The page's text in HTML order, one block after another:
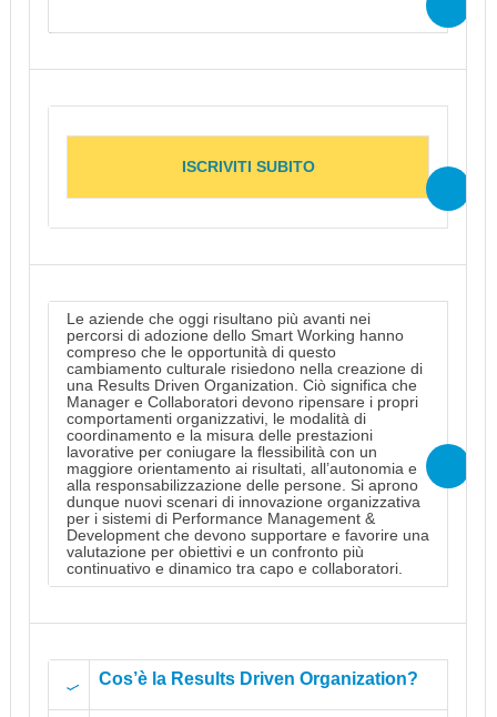
ISCRIVITI SUBITO
Le aziende che oggi risultano più avanti nei
percorsi di adozione dello Smart Working hanno
compreso che le opportunità di questo
cambiamento culturale risiedono nella creazione di
una Results Driven Organization. Ciò significa che
Manager e Collaboratori devono ripensare i propri
comportamenti organizzativi, le modalità di
coordinamento e la misura delle prestazioni
lavorative per coniugare la flessibilità con un
maggiore orientamento ai risultati, all’autonomia e
alla responsabilizzazione delle persone. Si aprono
dunque nuovi scenari di innovazione organizzativa
per i sistemi di Performance Management &
Development che devono supportare e favorire una
valutazione per obiettivi e un confronto più
continuativo e dinamico tra capo e collaboratori.
Cos’è la Results Driven Organization?